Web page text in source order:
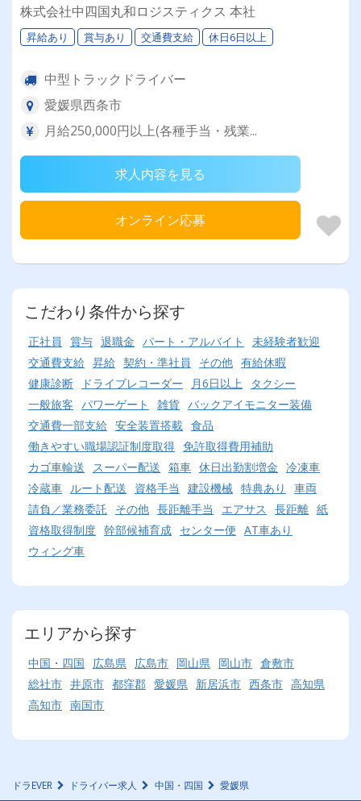
株式会社中四国丸和ロジスティクス 本社
昇給あり 賞与あり 交通費支給 休日6日以上
中型トラックドライバー
愛媛県西条市
月給250,000円以上(各種手当・残業...
求人内容を見る
オンライン応募
こだわり条件から探す
正社員 賞与 退職金 パート・アルバイト
未経験者歓迎
交通費支給 昇給 契約・準社員 その他 有給休暇
健康診断
ドライブレコーダー 月6日以上
タクシー
一般旅客 パワーゲート 雑貨 バックアイモニター装備
交通費一部支給 安全装置搭載 食品
働きやすい職場認証制度取得 免許取得費用補助
カゴ車輸送
スーパー配送 箱車 休日出勤割増金 冷凍車
冷蔵車 ルート配送 資格手当 建設機械 特典あり
車両
請負／業務委託 その他 長距離手当 エアサス 長距離 紙
資格取得制度 幹部候補育成 センター便 AT車あり
ウィング車
エリアから探す
中国・四国 広島県 広島市 岡山県 岡山市 倉敷市
総社市 井原市 都窪郡 愛媛県 新居浜市 西条市 高知県
高知市 南国市
ドラEVER ドライバー求人 中国・四国 愛媛県